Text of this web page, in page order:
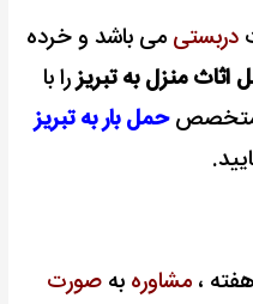
دربستی می باشد و خرده
اثاث منزل به تبریزرا با
متخصصحمل بار به تبریز
، مشاوره به صورت